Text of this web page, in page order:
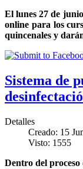
El lunes 27 de
online para los
quincenales y
Sistema de
Detalles
Creado: 15
Visto: 1555
Dentro del